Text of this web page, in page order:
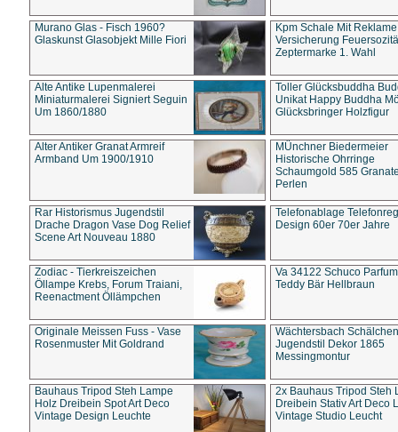
Murano Glas - Fisch 1960?
Glaskunst Glasobjekt Mille Fiori
Kpm Schale Mit Reklame
Versicherung
Zeptermarke 1. Wahl
Alte Antike Lupenmalerei
Miniaturmalerei Signiert Seguin
Um 1860/1880
Toller Glücksbuddha
Unikat Happy Buddha
Glücksbringer Holzfigur
Alter Antiker Granat Armreif
Armband Um 1900/1910
MÜnchner Biedermeier
Historische Ohrringe
Schaumgold 585
Perlen
Rar Historismus Jugendstil
Drache Dragon Vase Dog Relief
Scene Art Nouveau 1880
Telefonablage
Design 60er 70er Jahre
Zodiac - Tierkreiszeichen
Öllampe Krebs, Forum Traiani,
Reenactment Öllämpchen
Va 34122 Schuco
Teddy Bär Hellbraun
Originale Meissen Fuss - Vase
Rosenmuster Mit Goldrand
Wächtersbach Schälchen
Jugendstil Dekor 1865
Messingmontur
Bauhaus Tripod Steh Lampe
Holz Dreibein Spot Art Deco
Vintage Design Leuchte
2x Bauhaus Tripod Steh
Dreibein Stativ Art Deco
Vintage Studio Leucht